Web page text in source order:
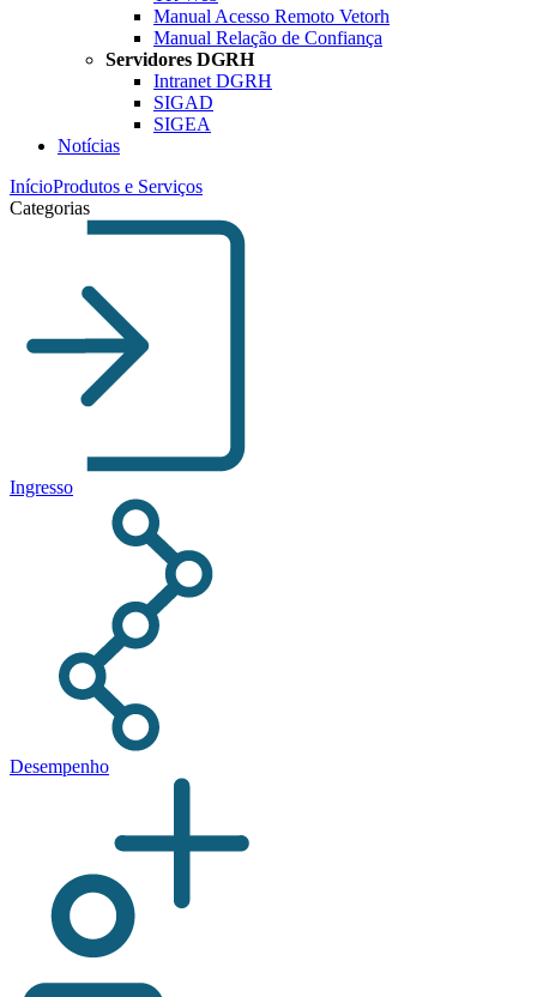
Manual Acesso Remoto Vetorh
Manual Relação de Confiança
Servidores DGRH
Intranet DGRH
SIGAD
SIGEA
Notícias
InícioProdutos e Serviços
Categorias
Ingresso
Desempenho